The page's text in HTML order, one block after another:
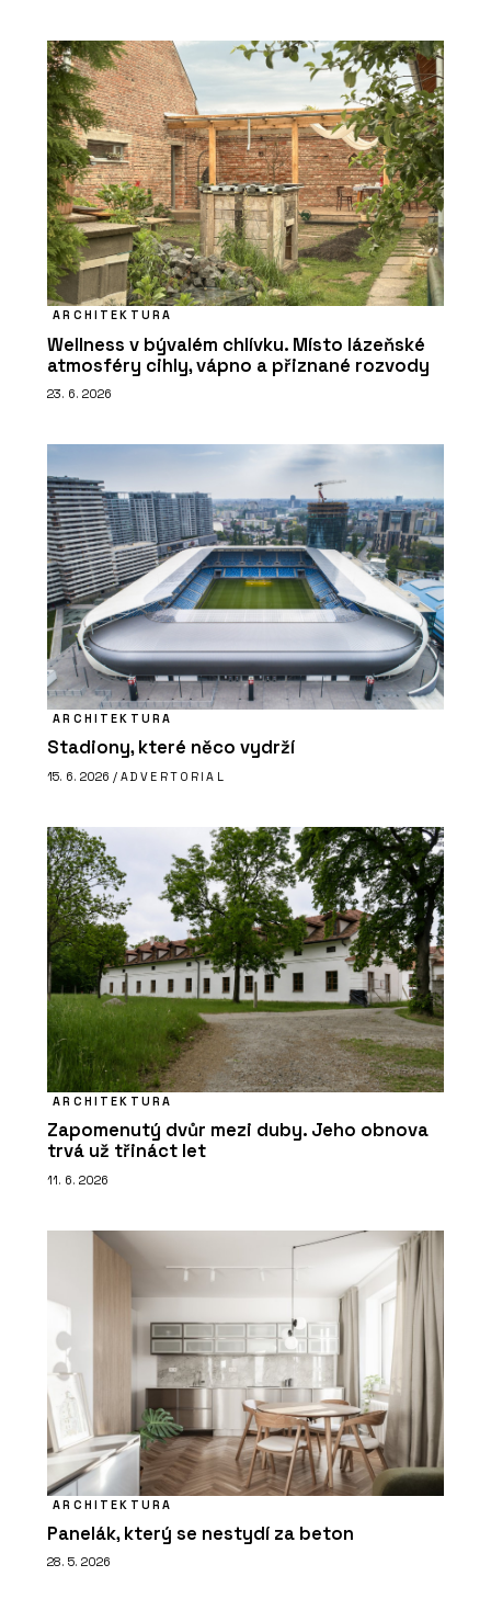
ARCHITEKTURA
Wellness v bývalém chlívku. Místo lázeňské
atmosféry cihly, vápno a přiznané rozvody
23. 6. 2026
ARCHITEKTURA
Stadiony, které něco vydrží
15. 6. 2026 / ADVERTORIAL
ARCHITEKTURA
Zapomenutý dvůr mezi duby. Jeho obnova
trvá už třináct let
11. 6. 2026
ARCHITEKTURA
Panelák, který se nestydí za beton
28. 5. 2026